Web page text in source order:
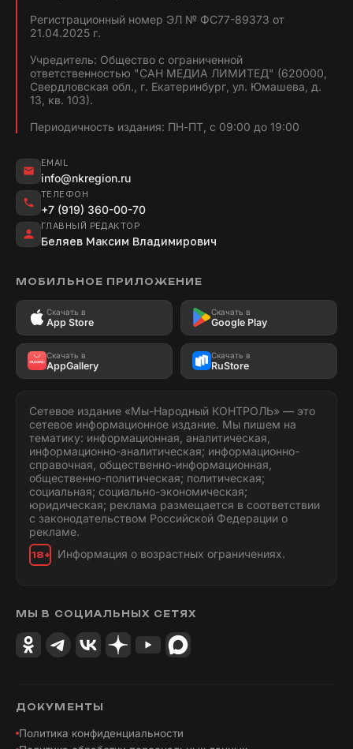
Регистрационный номер ЭЛ № ФС77-89373 от
21.04.2025 г.
Учредитель: Общество с ограниченной
ответственностью "САН МЕДИА ЛИМИТЕД" (620000,
Свердловская обл., г. Екатеринбург, ул. Юмашева, д.
13, кв. 103).
Периодичность издания: ПН-ПТ, с 09:00 до 19:00
EMAIL
info@nkregion.ru
ТЕЛЕФОН
+7 (919) 360-00-70
ГЛАВНЫЙ РЕДАКТОР
Беляев Максим Владимирович
МОБИЛЬНОЕ ПРИЛОЖЕНИЕ
Скачать в
App Store
Скачать в
Google Play
Скачать в
AppGallery
Скачать в
RuStore
Сетевое издание «Мы-Народный КОНТРОЛЬ» — это
сетевое информационное издание. Мы пишем на
тематику: информационная, аналитическая,
информационно-аналитическая; информационно-
справочная, общественно-информационная,
общественно-политическая; политическая;
социальная; социально-экономическая;
юридическая; реклама размещается в соответствии
с законодательством Российской Федерации о
рекламе.
18+ Информация о возрастных ограничениях.
МЫ В СОЦИАЛЬНЫХ СЕТЯХ
ДОКУМЕНТЫ
Политика конфиденциальности